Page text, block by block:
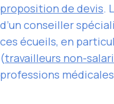
proposition de devis.
d’un conseiller
ces écueils, en
(travailleurs non-
professions